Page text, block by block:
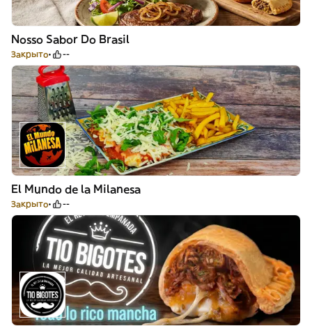
Nosso Sabor Do Brasil
Закрыто --
El Mundo de la Milanesa
Закрыто --